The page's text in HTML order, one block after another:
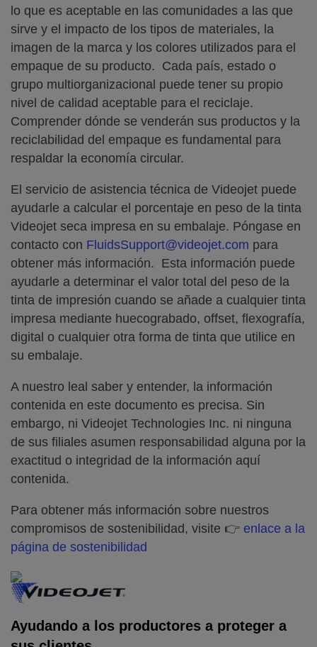
lo que es aceptable en las comunidades a las que
sirve y el impacto de los tipos de materiales, la
imagen de la marca y los colores utilizados para el
empaque de su producto. Cada país, estado o
grupo multiorganizacional puede tener su propio
nivel de calidad aceptable para el reciclaje.
Comprender dónde se venderán sus productos y la
reciclabilidad del empaque es fundamental para
respaldar la economía circular.
El servicio de asistencia técnica de Videojet puede
ayudarle a calcular el porcentaje en peso de la tinta
Videojet seca impresa en su embalaje. Póngase en
contacto con FluidsSupport@videojet.com para
obtener más información. Esta información puede
ayudarle a determinar el valor total del peso de la
tinta de impresión cuando se añade a cualquier tinta
impresa mediante huecograbado, offset, flexografía,
digital o cualquier otra forma de tinta que utilice en
su embalaje.
A nuestro leal saber y entender, la información
contenida en este documento es precisa. Sin
embargo, ni Videojet Technologies Inc. ni ninguna
de sus filiales asumen responsabilidad alguna por la
exactitud o integridad de la información aquí
contenida.
Para obtener más información sobre nuestros
compromisos de sostenibilidad, visite 👉 enlace a la
página de sostenibilidad
Ayudando a los productores a proteger a